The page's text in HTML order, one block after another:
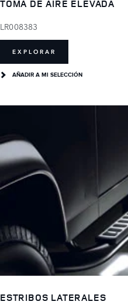
TOMA DE AIRE ELEVADA
LR008383
EXPLORAR
AÑADIR A MI SELECCIÓN
ESTRIBOS LATERALES